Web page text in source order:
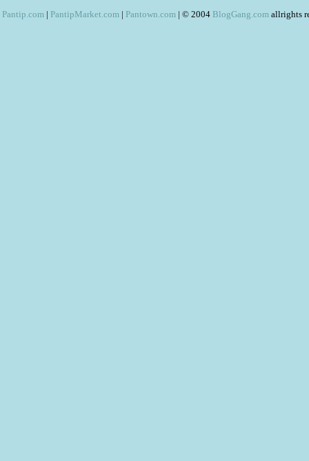
Pantip.com | PantipMarket.com | Pantown.com | © 2004 BlogGang.com allrights